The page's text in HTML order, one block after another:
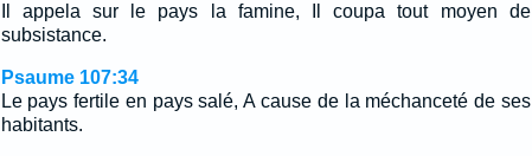
Il appela sur le pays la famine, Il coupa tout moyen de
subsistance.
Psaume 107:34
Le pays fertile en pays salé, A cause de la méchanceté de ses
habitants.